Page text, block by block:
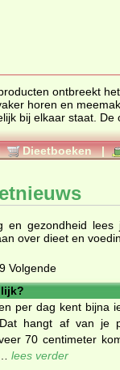
ontbreekt
bij elkaar staat. De
Dieetboeken |
en gezondheid lees
over dieet en
9 Volgende
per dag kent bijna
hangt af van je
70 centimeter
lees verder